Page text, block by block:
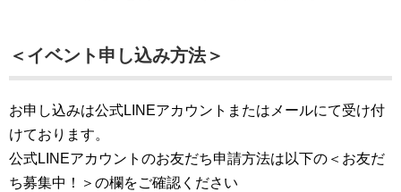
＜イベント申し込み方法＞
お申し込みは公式LINEアカウントまたはメールにて受け付
けております。
公式LINEアカウントのお友だち申請方法は以下の＜お友だ
ち募集中！＞の欄をご確認ください